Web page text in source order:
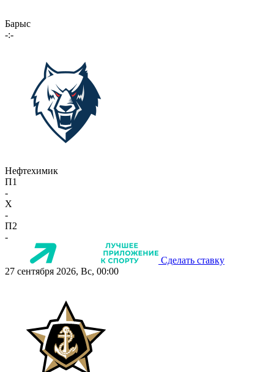
Барыс
-:-
Нефтехимик
П1
-
X
-
П2
-
Сделать ставку
27 сентября 2026, Вс, 00:00